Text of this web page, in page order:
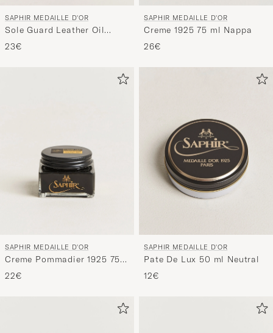
SAPHIR MEDAILLE D'OR
Sole Guard Leather Oil
Neutral
23€
SAPHIR MEDAILLE D'OR
Creme 1925 75 ml Nappa
26€
SAPHIR MEDAILLE D'OR
Creme Pommadier 1925 75
ml Black
22€
SAPHIR MEDAILLE D'OR
Pate De Lux 50 ml Neutral
12€